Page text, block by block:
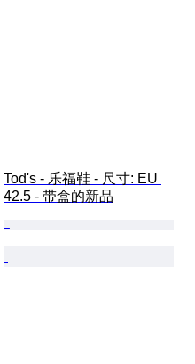
Tod's - 乐福鞋 - 尺寸: EU
42.5 - 带盒的新品